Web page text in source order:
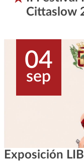
Cittaslow
04
sep
Exposición